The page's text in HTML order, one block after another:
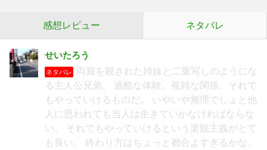
感想レビュー ネタバレ
せいたろう
ネタバレ
両親を殺された姉妹と二重写しのようにな
る主人公兄弟。 過酷な体験。複雑な関係。それで
もやっていけるものだ。 いやいや無理でしょと他
人に思われても当人は生きていかなければならな
い。 それでもやっていけるという楽観主義がとて
も良い。 終わり方はちょっと都合よすぎるかな。